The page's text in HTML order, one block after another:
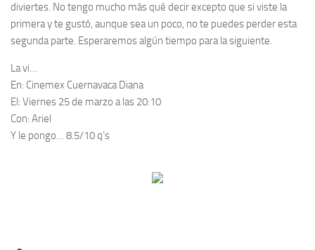
diviertes. No tengo mucho más qué decir excepto que si viste la
primera y te gustó, aunque sea un poco, no te puedes perder esta
segunda parte. Esperaremos algún tiempo para la siguiente.
La vi…
En: Cinemex Cuernavaca Diana
El: Viernes 25 de marzo a las 20:10
Con: Ariel
Y le pongo… 8.5/10 q’s